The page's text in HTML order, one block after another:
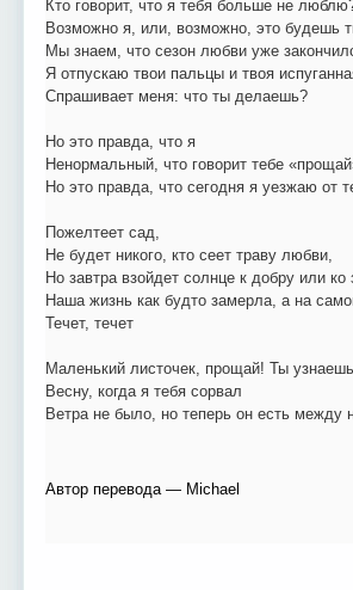
Кто говорит, что я тебя больше не
Возможно я, или, возможно, это будешь
Мы знаем, что сезон любви уже
Я отпускаю твои пальцы и твоя
Спрашивает меня: что ты делаешь?
Но это правда, что я
Ненормальный, что говорит тебе
Но это правда, что сегодня я уезжаю от
Пожелтеет сад,
Не будет никого, кто сеет траву любви,
Но завтра взойдет солнце к добру или ко
Наша жизнь как будто замерла, а на
Течет, течет
Маленький листочек, прощай! Ты
Весну, когда я тебя сорвал
Ветра не было, но теперь он есть между
Автор перевода — Michael